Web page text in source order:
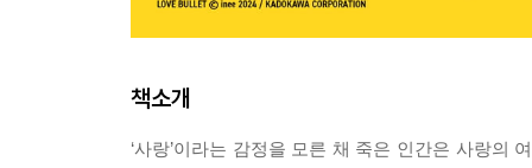
책소개
‘사랑’이라는 감정을 모른 채 죽은 인간은 사랑의